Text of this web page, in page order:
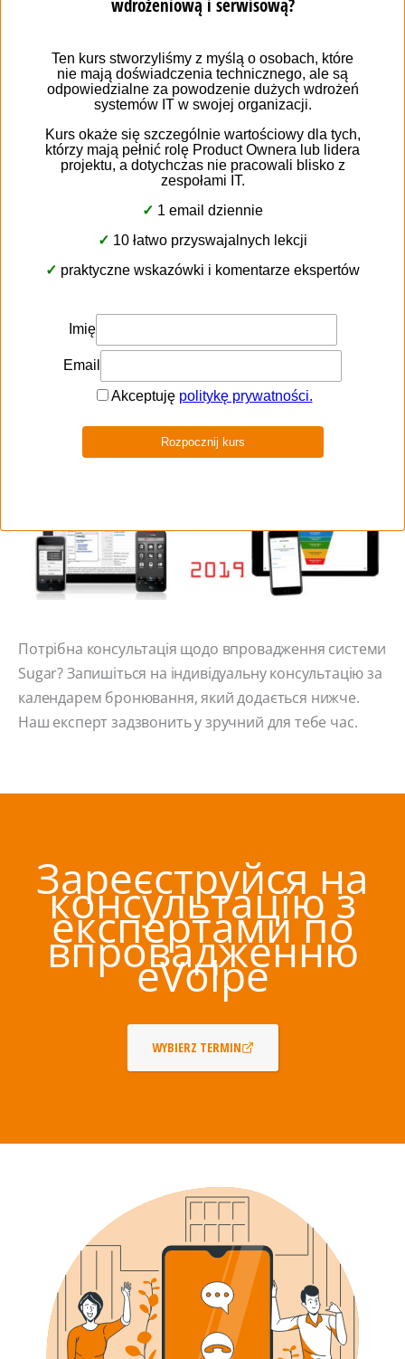
компанії Unifinпроцес продажів скоротився на
300%.
мобільний додаток
Останній пункт, який ми хочемо охопити в нашому
додаток. У 2009 році це була дуже проста форма
перенесення CRM на мобільний пристрій. У 2019
використовувати
не втрачаючи функціональних можливостей.
SugarCRM Mobile наразі є одним із найрозвиненіших
мобільних додатків для CRM-систем на ринку, який
також дозволяє дуже глибоко налаштовувати.
Потрібна консультація щодо впровадження системи
Sugar? Запишіться на індивідуальну консультацію за
календарем бронювання, який додається нижче.
Наш експерт задзвонить у зручний для тебе час.
Зареєструйся на
консультацію з
експертами по
впровадженню
eVolpe
WYBIERZ TERMIN